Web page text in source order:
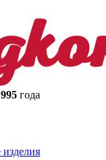
года
изделия